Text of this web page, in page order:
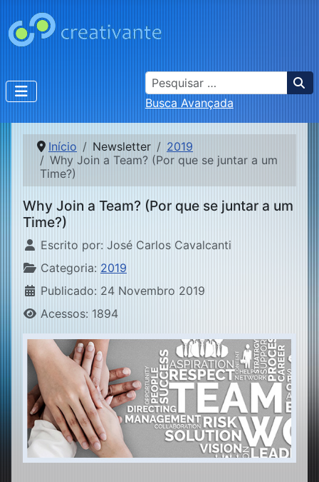
Busca
Busca Avançada
Início Newsletter
2019
Why Join a Team? (Por que se juntar a um
Time?)
Why Join a Team? (Por que se juntar a um
Time?)
Detalhes
Escrito por: José Carlos Cavalcanti
Categoria: 2019
Publicado: 24 Novembro 2019
Acessos: 1894